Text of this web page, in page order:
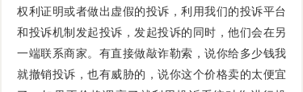
权利证明或者做出虚假的投诉，利用我们的投诉平台
和投诉机制发起投诉，发起投诉的同时，他们会在另
一端联系商家。有直接做敲诈勒索，说你给多少钱我
就撤销投诉，也有威胁的，说你这个价格卖的太便宜